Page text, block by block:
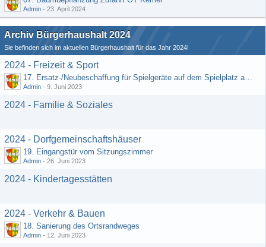
Admin - 23. April 2024
Archiv Bürgerhaushalt 2024
Sie befinden sich im aktuellen Bürgerhaushalt für das Jahr 2024!
2024 - Freizeit & Sport
17. Ersatz-/Neubeschaffung für Spielgeräte auf dem Spielplatz am DGH
Admin - 9. Juni 2023
2024 - Familie & Soziales
2024 - Dorfgemeinschaftshäuser
19. Eingangstür vom Sitzungszimmer
Admin - 26. Juni 2023
2024 - Kindertagesstätten
2024 - Verkehr & Bauen
18. Sanierung des Ortsrandweges
Admin - 12. Juni 2023